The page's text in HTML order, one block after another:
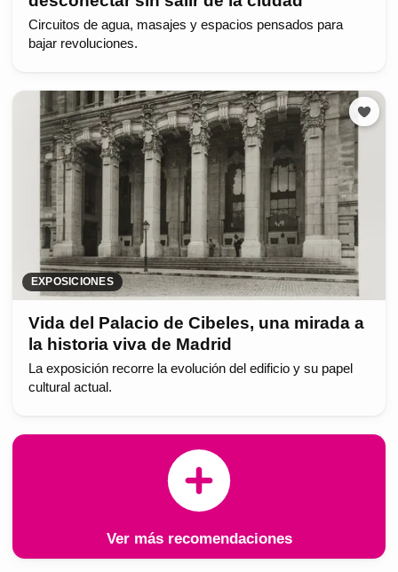
Circuitos de agua, masajes y espacios pensados para
bajar revoluciones.
EXPOSICIONES
Vida del Palacio de Cibeles, una mirada a
la historia viva de Madrid
La exposición recorre la evolución del edificio y su papel
cultural actual.
Ver más recomendaciones